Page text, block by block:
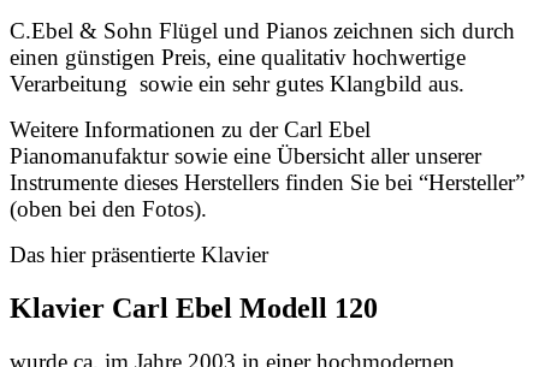
C.Ebel & Sohn Flügel und Pianos zeichnen sich durch
einen günstigen Preis, eine qualitativ hochwertige
Verarbeitung sowie ein sehr gutes Klangbild aus.
Weitere Informationen zu der Carl Ebel
Pianomanufaktur sowie eine Übersicht aller unserer
Instrumente dieses Herstellers finden Sie bei “Hersteller”
(oben bei den Fotos).
Das hier präsentierte Klavier
Klavier Carl Ebel Modell 120
wurde ca. im Jahre 2003 in einer hochmodernen